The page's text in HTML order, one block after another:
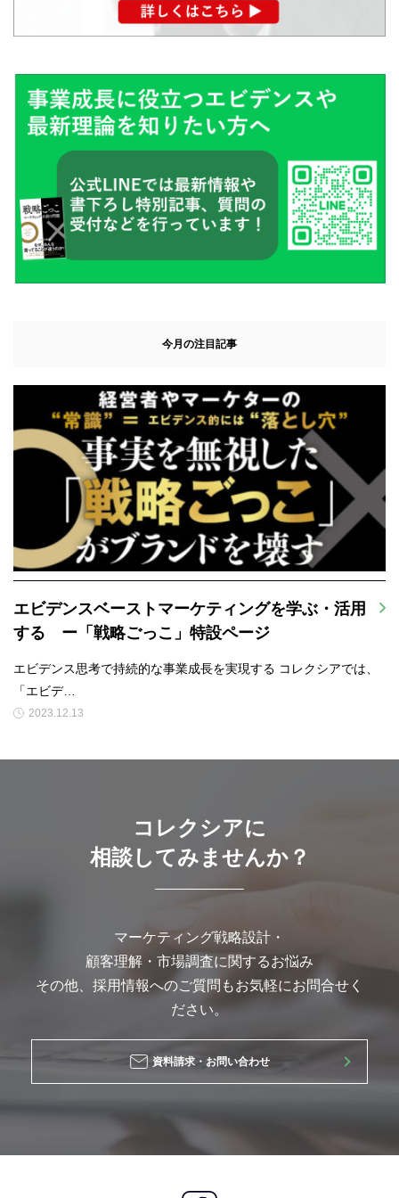
今月の注目記事
エビデンスベーストマーケティングを学ぶ・活用
する ー「戦略ごっこ」特設ページ
エビデンス思考で持続的な事業成長を実現する コレクシアでは、
「エビデ…
2023.12.13
コレクシアに
相談してみませんか？
マーケティング戦略設計・
顧客理解・市場調査に関するお悩み
その他、採用情報へのご質問もお気軽にお問合せく
ださい。
資料請求・お問い合わせ